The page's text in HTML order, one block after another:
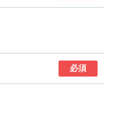
必須